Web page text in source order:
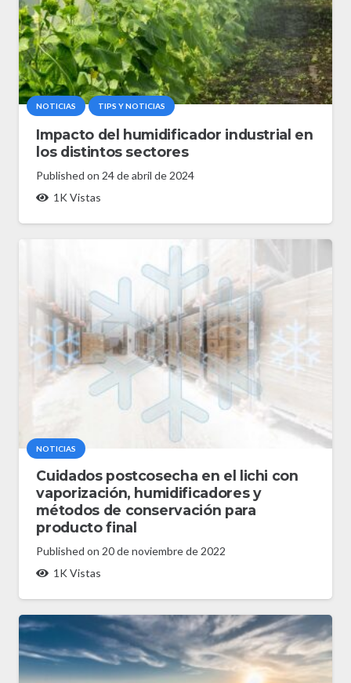
NOTICIAS TIPS Y NOTICIAS
Impacto del humidificador industrial en
los distintos sectores
Published on 24 de abril de 2024
1KVistas
NOTICIAS
Cuidados postcosecha en el lichi con
vaporización, humidificadores y
métodos de conservación para
producto final
Published on 20 de noviembre de 2022
1KVistas